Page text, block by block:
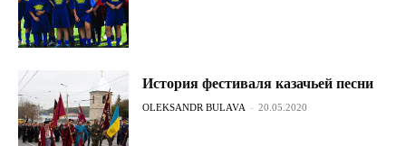
История фестиваля казачьей песни
OLEKSANDR BULAVA - 20.05.2020